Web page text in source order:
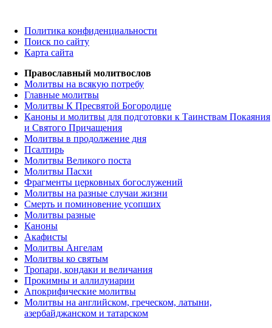
Политика конфиденциальности
Поиск по сайту
Карта сайта
Православный молитвослов
Молитвы на всякую потребу
Главные молитвы
Молитвы К Пресвятой Богородице
Каноны и молитвы для подготовки к Таинствам Покаяния
и Святого Причащения
Молитвы в продолжение дня
Псалтирь
Молитвы Великого поста
Молитвы Пасхи
Фрагменты церковных богослужений
Молитвы на разные случаи жизни
Смерть и поминовение усопших
Молитвы разные
Каноны
Акафисты
Молитвы Ангелам
Молитвы ко святым
Тропари, кондаки и величания
Прокимны и аллилуиарии
Апокрифические молитвы
Молитвы на английском, греческом, латыни,
азербайджанском и татарском